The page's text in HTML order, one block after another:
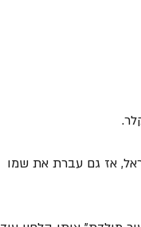
אז גם עברת את שמו